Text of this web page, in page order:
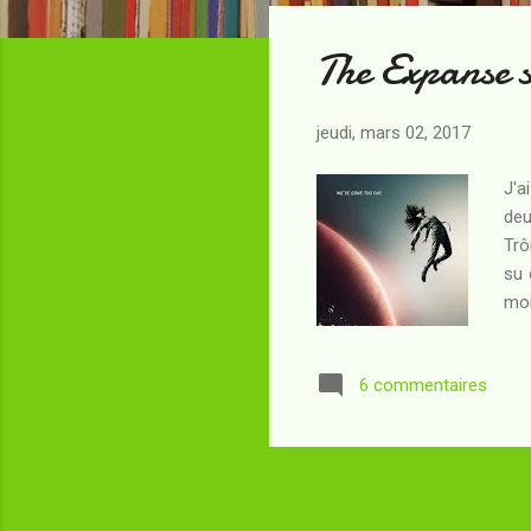
The Expanse
jeudi, mars 02, 2017
su
6 commentaires